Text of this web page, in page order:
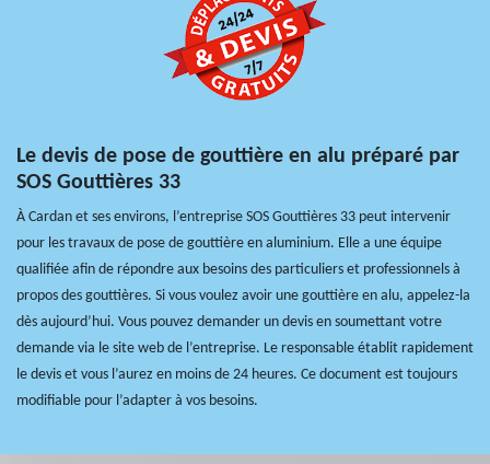
Le devis de pose de gouttière en alu préparé par
SOS Gouttières 33
À Cardan et ses environs, l’entreprise SOS Gouttières 33 peut intervenir
pour les travaux de pose de gouttière en aluminium. Elle a une équipe
qualifiée afin de répondre aux besoins des particuliers et professionnels à
propos des gouttières. Si vous voulez avoir une gouttière en alu, appelez-la
dès aujourd’hui. Vous pouvez demander un devis en soumettant votre
demande via le site web de l’entreprise. Le responsable établit rapidement
le devis et vous l’aurez en moins de 24 heures. Ce document est toujours
modifiable pour l’adapter à vos besoins.